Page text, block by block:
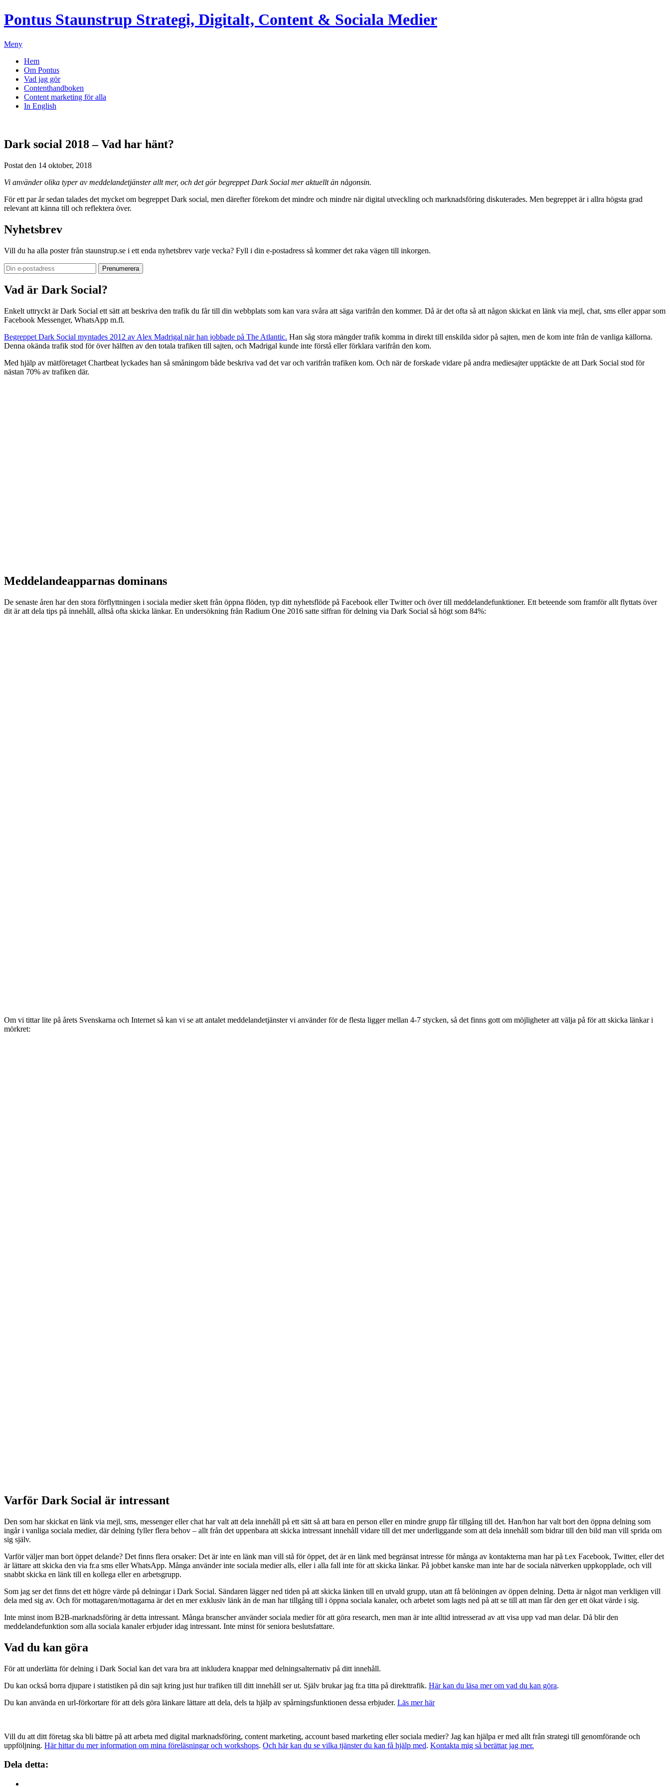
Pontus Staunstrup Strategi, Digitalt, Content & Sociala Medier
Meny
Hem
Om Pontus
Vad jag gör
Contenthandboken
Content marketing för alla
In English
Dark social 2018 – Vad har hänt?
Postat den 14 oktober, 2018
Vi använder olika typer av meddelandetjänster allt mer, och det gör begreppet Dark Social mer aktuellt än någonsin.
För ett par år sedan talades det mycket om begreppet Dark social, men därefter förekom det mindre och mindre när digital utveckling och marknadsföring diskuterades. Men begreppet är i allra högsta grad
relevant att känna till och reflektera över.
Nyhetsbrev
Vill du ha alla poster från staunstrup.se i ett enda nyhetsbrev varje vecka? Fyll i din e-postadress så kommer det raka vägen till inkorgen.
Vad är Dark Social?
Enkelt uttryckt är Dark Social ett sätt att beskriva den trafik du får till din webbplats som kan vara svåra att säga varifrån den kommer. Då är det ofta så att någon skickat en länk via mejl, chat, sms eller appar som
Facebook Messenger, WhatsApp m.fl.
Begreppet Dark Social myntades 2012 av Alex Madrigal när han jobbade på The Atlantic. Han såg stora mängder trafik komma in direkt till enskilda sidor på sajten, men de kom inte från de vanliga källorna.
Denna okända trafik stod för över hälften av den totala trafiken till sajten, och Madrigal kunde inte förstå eller förklara varifrån den kom.
Med hjälp av mätföretaget Chartbeat lyckades han så småningom både beskriva vad det var och varifrån trafiken kom. Och när de forskade vidare på andra mediesajter upptäckte de att Dark Social stod för
nästan 70% av trafiken där.
Meddelandeapparnas dominans
De senaste åren har den stora förflyttningen i sociala medier skett från öppna flöden, typ ditt nyhetsflöde på Facebook eller Twitter och över till meddelandefunktioner. Ett beteende som framför allt flyttats över
dit är att dela tips på innehåll, alltså ofta skicka länkar. En undersökning från Radium One 2016 satte siffran för delning via Dark Social så högt som 84%:
Om vi tittar lite på årets Svenskarna och Internet så kan vi se att antalet meddelandetjänster vi använder för de flesta ligger mellan 4-7 stycken, så det finns gott om möjligheter att välja på för att skicka länkar i
mörkret:
Varför Dark Social är intressant
Den som har skickat en länk via mejl, sms, messenger eller chat har valt att dela innehåll på ett sätt så att bara en person eller en mindre grupp får tillgång till det. Han/hon har valt bort den öppna delning som
ingår i vanliga sociala medier, där delning fyller flera behov – allt från det uppenbara att skicka intressant innehåll vidare till det mer underliggande som att dela innehåll som bidrar till den bild man vill sprida om
sig själv.
Varför väljer man bort öppet delande? Det finns flera orsaker: Det är inte en länk man vill stå för öppet, det är en länk med begränsat intresse för många av kontakterna man har på t.ex Facebook, Twitter, eller det
är lättare att skicka den via fr.a sms eller WhatsApp. Många använder inte sociala medier alls, eller i alla fall inte för att skicka länkar. På jobbet kanske man inte har de sociala nätverken uppkopplade, och vill
snabbt skicka en länk till en kollega eller en arbetsgrupp.
Som jag ser det finns det ett högre värde på delningar i Dark Social. Sändaren lägger ned tiden på att skicka länken till en utvald grupp, utan att få belöningen av öppen delning. Detta är något man verkligen vill
dela med sig av. Och för mottagaren/mottagarna är det en mer exklusiv länk än de man har tillgång till i öppna sociala kanaler, och arbetet som lagts ned på att se till att man får den ger ett ökat värde i sig.
Inte minst inom B2B-marknadsföring är detta intressant. Många branscher använder sociala medier för att göra research, men man är inte alltid intresserad av att visa upp vad man delar. Då blir den
meddelandefunktion som alla sociala kanaler erbjuder idag intressant. Inte minst för seniora beslutsfattare.
Vad du kan göra
För att underlätta för delning i Dark Social kan det vara bra att inkludera knappar med delningsalternativ på ditt innehåll.
Du kan också borra djupare i statistiken på din sajt kring just hur trafiken till ditt innehåll ser ut. Själv brukar jag fr.a titta på direkttrafik. Här kan du läsa mer om vad du kan göra.
Du kan använda en url-förkortare för att dels göra länkare lättare att dela, dels ta hjälp av spårningsfunktionen dessa erbjuder. Läs mer här
Vill du att ditt företag ska bli bättre på att arbeta med digital marknadsföring, content marketing, account based marketing eller sociala medier? Jag kan hjälpa er med allt från strategi till genomförande och
uppföljning. Här hittar du mer information om mina föreläsningar och workshops. Och här kan du se vilka tjänster du kan få hjälp med. Kontakta mig så berättar jag mer.
Dela detta: